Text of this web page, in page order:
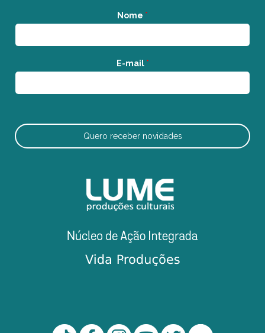
Nome *
E-mail *
Quero receber novidades